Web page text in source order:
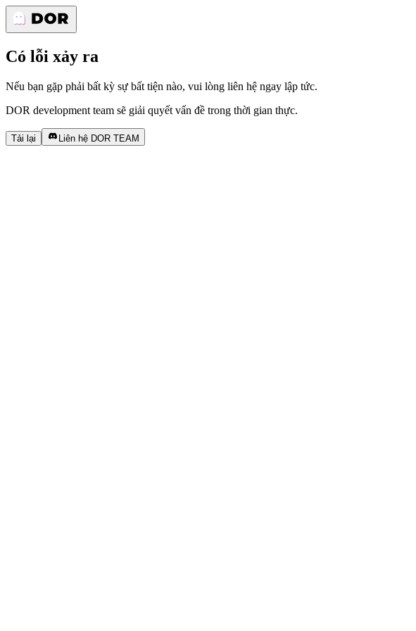
Có lỗi xảy ra
Nếu bạn gặp phải bất kỳ sự bất tiện nào, vui lòng liên hệ ngay lập tức.
DOR development team sẽ giải quyết vấn đề trong thời gian thực.
Tải lại Liên hệ DOR TEAM